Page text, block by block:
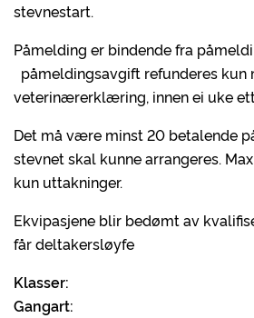
stevnestart.
Påmelding er bindende fra
påmeldingsavgift refunderes
veterinærerklæring, innen ei uke
Det må være minst 20 betalende
stevnet skal kunne arrangeres.
kun uttakninger.
Ekvipasjene blir bedømt av
får deltakersløyfe
Klasser:
Gangart: